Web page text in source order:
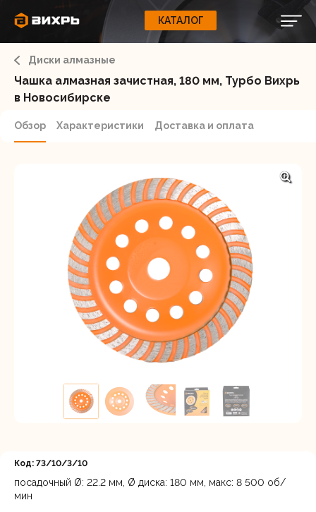
КАТАЛОГ
КАТАЛОГ
Вход
О бренде
Блог
Свернуть
ЭЛЕКТРОИНСТРУМЕНТЫ
ИНСТРУМЕНТ
СЕЛЬХОЗТЕХНИКА
ОБОРУДОВАНИЕ
Диски алмазные
Чашка алмазная зачистная, 180 мм, Турбо Вихрь
в Новосибирске
Обзор Характеристики Доставка и оплата
Код: 73/10/3/10
посадочный Ø: 22.2 мм, Ø диска: 180 мм, макс: 8 500 об/
мин
Забыли пароль?
Регистрация
ВАШ ЗАКАЗ
Корзина